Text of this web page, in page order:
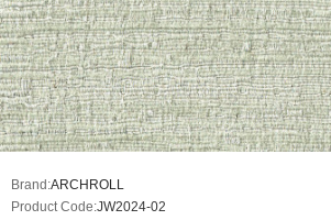
Brand:ARCHROLL
Product Code:JW2024-02